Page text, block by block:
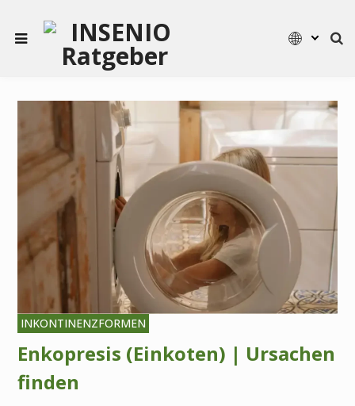
INKONTINENZFORMEN
Enkopresis (Einkoten) | Ursachen
finden